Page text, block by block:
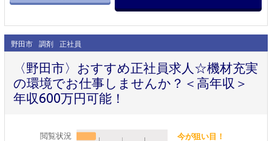
野田市 調剤 正社員
〈野田市〉おすすめ正社員求人☆機材充実
の環境でお仕事しませんか？＜高年収＞
年収600万円可能！
閲覧状況 今が狙い目！